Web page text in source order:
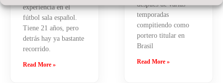
experiencia en el
fútbol sala español.
Tiene 21 años, pero
detrás hay ya bastante
recorrido.
Read More »
después de varias
temporadas
compitiendo como
portero titular en
Brasil
Read More »